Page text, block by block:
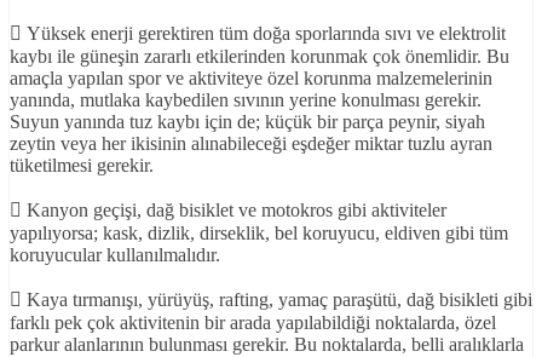
 Yüksek enerji gerektiren tüm doğa sporlarında sıvı ve elektrolit
kaybı ile güneşin zararlı etkilerinden korunmak çok önemlidir. Bu
amaçla yapılan spor ve aktiviteye özel korunma malzemelerinin
yanında, mutlaka kaybedilen sıvının yerine konulması gerekir.
Suyun yanında tuz kaybı için de; küçük bir parça peynir, siyah
zeytin veya her ikisinin alınabileceği eşdeğer miktar tuzlu ayran
tüketilmesi gerekir.
 Kanyon geçişi, dağ bisiklet ve motokros gibi aktiviteler
yapılıyorsa; kask, dizlik, dirseklik, bel koruyucu, eldiven gibi tüm
koruyucular kullanılmalıdır.
 Kaya tırmanışı, yürüyüş, rafting, yamaç paraşütü, dağ bisikleti gibi
farklı pek çok aktivitenin bir arada yapılabildiği noktalarda, özel
parkur alanlarının bulunması gerekir. Bu noktalarda, belli aralıklarla